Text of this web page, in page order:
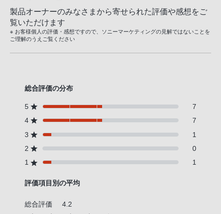
製品オーナーのみなさまから寄せられた評価や感想をご
覧いただけます
※ お客様個人の評価・感想ですので、ソニーマーケティングの見解ではないことを
ご理解のうえご覧ください
総合評価の分布
5
7
4
7
3
1
2
0
1
1
評価項目別の平均
総合評価 4.2